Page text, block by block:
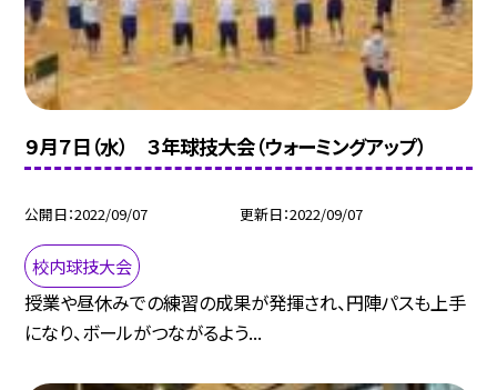
９月７日（水） ３年球技大会（ウォーミングアップ）
公開日 2022/09/07 更新日 2022/09/07
校内球技大会
授業や昼休みでの練習の成果が発揮され、円陣パスも上手
になり、ボールがつながるよう...